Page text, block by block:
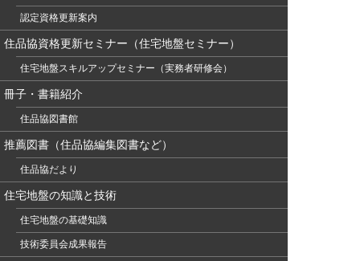
認定資格更新案内
住品協資格更新セミナー（住宅地盤セミナー）
住宅地盤スキルアップセミナー（実務者研修会）
冊子・書籍紹介
住品協図書館
推薦図書（住品協編集図書など）
住品協だより
住宅地盤の知識と技術
住宅地盤の基礎知識
技術委員会成果報告